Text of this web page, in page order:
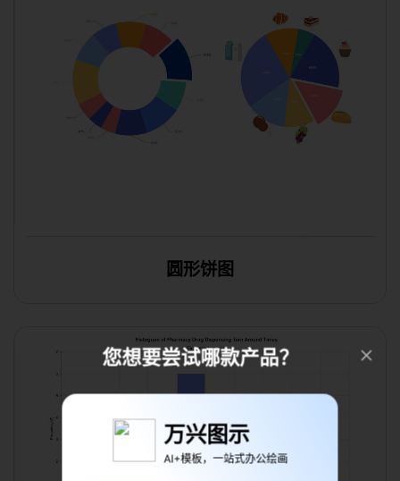
圆形饼图
您想要尝试哪款产品？
万兴图示
AI+模板，一站式办公绘画